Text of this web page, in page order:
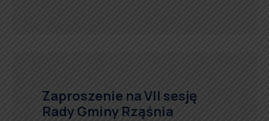
Zaproszenie na VII sesję
Rady Gminy Rząśnia